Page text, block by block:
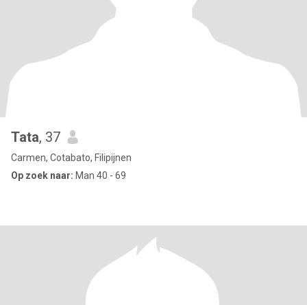
Tata, 37
Carmen, Cotabato, Filipijnen
Op zoek naar: Man 40 - 69